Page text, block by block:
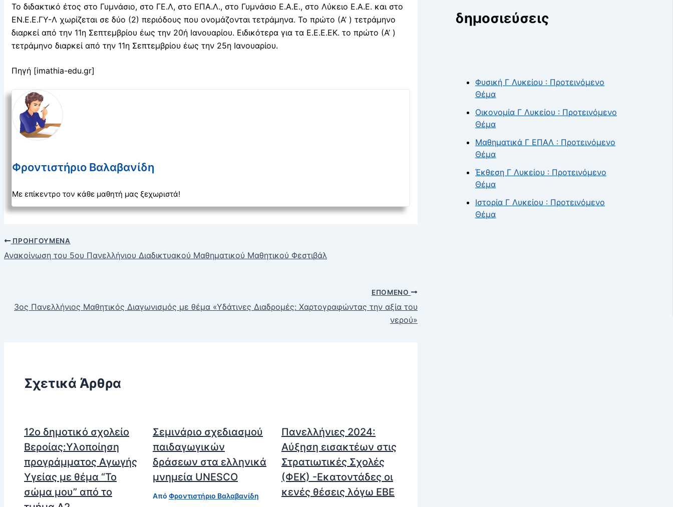
Το διδακτικό έτος στο Γυμνάσιο, στο ΓΕ.Λ, στο ΕΠΑ.Λ., στο Γυμνάσιο Ε.Α.Ε., στο Λύκειο Ε.Α.Ε. και στο
ΕΝ.Ε.Ε.ΓΥ-Λ χωρίζεται σε δύο (2) περιόδους που ονομάζονται τετράμηνα. Το πρώτο (Α’ ) τετράμηνο
διαρκεί από την 11η Σεπτεμβρίου έως την 20ή Ιανουαρίου. Ειδικότερα για τα Ε.Ε.Ε.ΕΚ. το πρώτο (Α’ )
τετράμηνο διαρκεί από την 11η Σεπτεμβρίου έως την 25η Ιανουαρίου.
Πηγή [imathia-edu.gr]
Φροντιστήριο Βαλαβανίδη
Με επίκεντρο τον κάθε μαθητή μας ξεχωριστά!
ΠΡΟΗΓΟΎΜΕΝΑ
Ανακοίνωση του 5ου Πανελλήνιου Διαδικτυακού Μαθηματικού Μαθητικού Φεστιβάλ
ΕΠΌΜΕΝΟ
3ος Πανελλήνιος Μαθητικός Διαγωνισμός με θέμα «Υδάτινες Διαδρομές: Χαρτογραφώντας την αξία του
νερού»
Σχετικά Άρθρα
12ο δημοτικό σχολείο
Βεροίας:Υλοποίηση
προγράμματος Αγωγής
Υγείας με θέμα “Το
σώμα μου” από το
Σεμινάριο σχεδιασμού
παιδαγωγικών
δράσεων στα ελληνικά
μνημεία UNESCO
Από Φροντιστήριο Βαλαβανίδη
Πανελλήνιες 2024:
Αύξηση εισακτέων στις
Στρατιωτικές Σχολές
(ΦΕΚ) -Εκατοντάδες οι
κενές θέσεις λόγω ΕΒΕ
δημοσιεύσεις
Φυσική Γ Λυκείου : Προτεινόμενο
Θέμα
Οικονομία Γ Λυκείου : Προτεινόμενο
Θέμα
Μαθηματικά Γ ΕΠΑΛ : Προτεινόμενο
Θέμα
Έκθεση Γ Λυκείου : Προτεινόμενο
Θέμα
Ιστορία Γ Λυκείου : Προτεινόμενο
Θέμα